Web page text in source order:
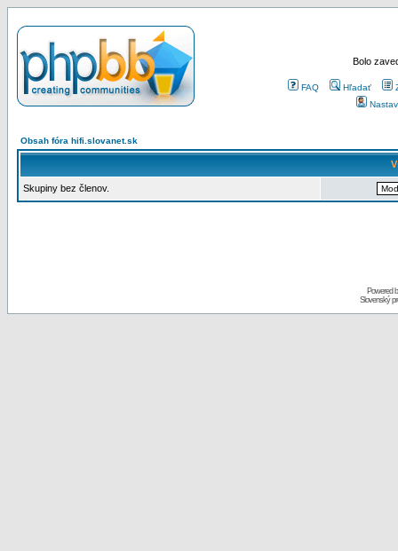
Bolo
FAQ Hľadať
Obsah fóra hifi.slovanet.sk
Skupiny bez členov.
Powered
Slovenský